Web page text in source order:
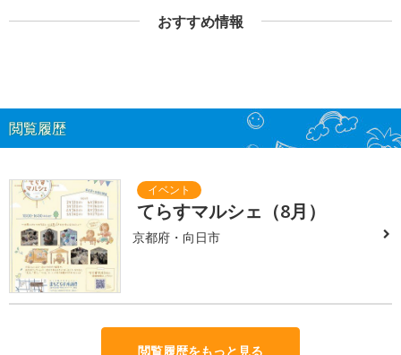
おすすめ情報
閲覧履歴
てらすマルシェ（8月）
京都府・向日市
閲覧履歴をもっと見る